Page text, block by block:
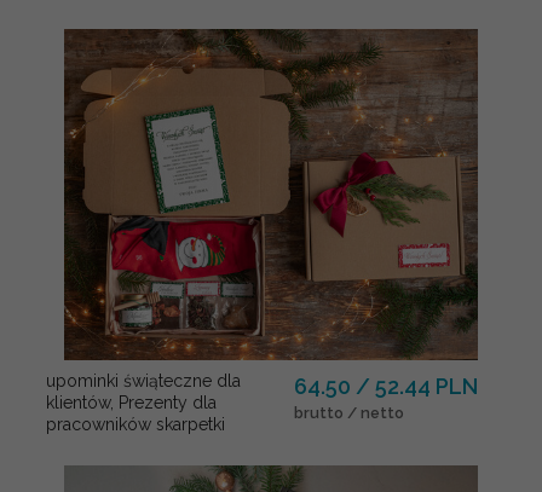
upominki świąteczne dla
klientów, Prezenty dla
pracowników skarpetki
64.50 / 52.44 PLN
brutto / netto